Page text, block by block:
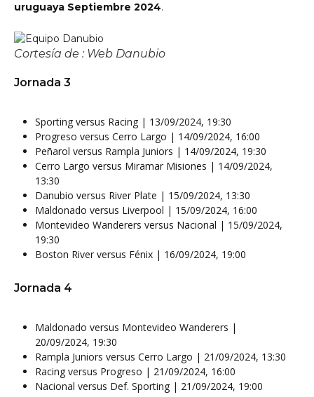
uruguaya Septiembre 2024.
Cortesía de : Web Danubio
Jornada 3
Sporting versus Racing | 13/09/2024, 19:30
Progreso versus Cerro Largo | 14/09/2024, 16:00
Peñarol versus Rampla Juniors | 14/09/2024, 19:30
Cerro Largo versus Miramar Misiones | 14/09/2024,
13:30
Danubio versus River Plate | 15/09/2024, 13:30
Maldonado versus Liverpool | 15/09/2024, 16:00
Montevideo Wanderers versus Nacional | 15/09/2024,
19:30
Boston River versus Fénix | 16/09/2024, 19:00
Jornada 4
Maldonado versus Montevideo Wanderers |
20/09/2024, 19:30
Rampla Juniors versus Cerro Largo | 21/09/2024, 13:30
Racing versus Progreso | 21/09/2024, 16:00
Nacional versus Def. Sporting | 21/09/2024, 19:00